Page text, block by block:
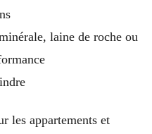
laine de roche ou
les appartements et